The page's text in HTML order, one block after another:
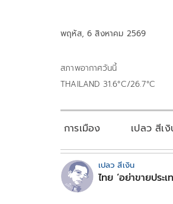
พฤหัส, 6 สิงหาคม 2569
สภาพอากาศวันนี้
THAILAND 31.6°C/26.7°C
การเมือง เปลว สีเ
เปลว สีเงิน
ไทย ‘อย่าขายประเ